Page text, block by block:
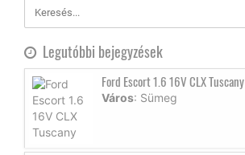
Legutóbbi bejegyzések
Ford Escort 1.6 16V CLX Tuscany
Város: Sümeg